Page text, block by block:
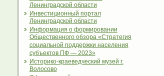
Ленинградской области
Инвестиционный портал
Ленинградской области
Информация о формировании
Общественного обзора «Стратегия
социальной поддержки населения
субъектов ПФ — 2023»
Историко-краеведческий музей г.
Волосово